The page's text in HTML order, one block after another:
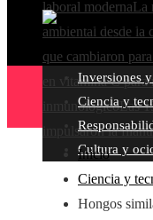
laboral modernaLa
ambiental desde la
que cambiaron
en vitamina C
inmunológicoLas
impulsaron la
Inversiones
Ciencia y
Cultura y
Inicio
Ciencia y
Hongos